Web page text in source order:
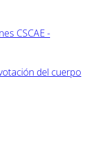
CSCAE -
del cuerpo